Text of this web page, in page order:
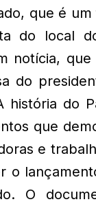
que é
do local
notícia, que
do
história do
que
e
o
O